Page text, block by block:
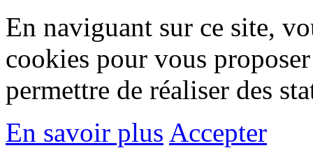
En naviguant sur ce site,
cookies pour vous
permettre de réaliser des
En savoir plus Accepter